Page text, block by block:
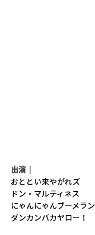
出演｜
おととい来やがれズ
ドン・マルティネス
にゃんにゃんブーメラン
ダンカンバカヤロー！